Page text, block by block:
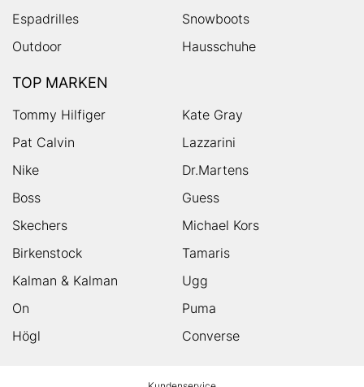
Espadrilles
Snowboots
Outdoor
Hausschuhe
TOP MARKEN
Tommy Hilfiger
Kate Gray
Pat Calvin
Lazzarini
Nike
Dr.Martens
Boss
Guess
Skechers
Michael Kors
Birkenstock
Tamaris
Kalman & Kalman
Ugg
On
Puma
Högl
Converse